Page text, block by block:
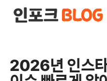
2026년 인스